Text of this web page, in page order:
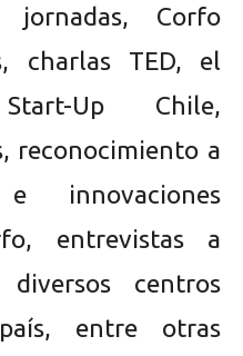
Corfo
charlas TED, el
Up Chile,
reconocimiento a
e innovaciones
entrevistas a
diversos centros
entre otras